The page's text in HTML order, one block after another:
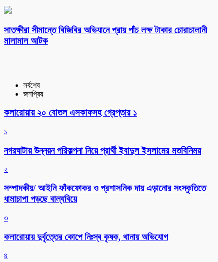
সাতক্ষীরা সীমান্তে বিজিবির অভিযানে প্রায় পাঁচ লক্ষ টাকার চোরাচালানী
মালামাল আটক
সর্বশেষ
জনপ্রিয়
কলারোয়ায় ২০ বোতল এসকাফসহ গ্রেপ্তার ১
১
নগরঘাটায় উন্নয়ন পরিকল্পনা নিয়ে প্রার্থী ইবাদুল ইসলামের মতবিনিময়
২
সম্পাদকীয়/ আইনি ফাঁকফোকর ও প্রশাসনিক দায় এড়ানোর সংস্কৃতিতে
ধামাচাপা পড়ছে বাল্যবিয়ে
৩
কলারোয়ায় দুর্বৃত্তের কোপে নিঃস্ব কৃষক, থানায় অভিযোগ
৪